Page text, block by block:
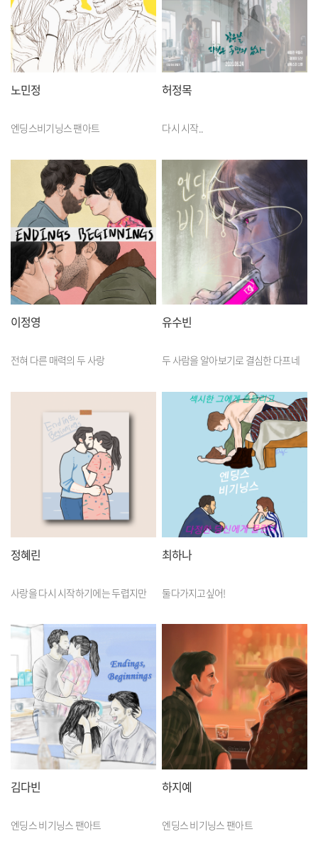
노민정
엔딩스비기닝스 팬아트
허정목
다시 시작..
이정영
전혀 다른 매력의 두 사랑
유수빈
두 사람을 알아보기로 결심한 다프네
정혜린
사랑을 다시 시작하기에는 두렵지만
최하나
둘다가지고싶어!
김다빈
엔딩스 비기닝스 팬아트
하지예
엔딩스 비기닝스 팬아트